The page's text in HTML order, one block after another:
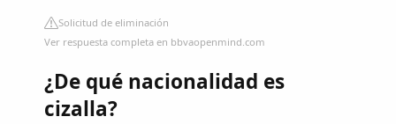
Solicitud de eliminación
Ver respuesta completa en bbvaopenmind.com
¿De qué nacionalidad es
cizalla?